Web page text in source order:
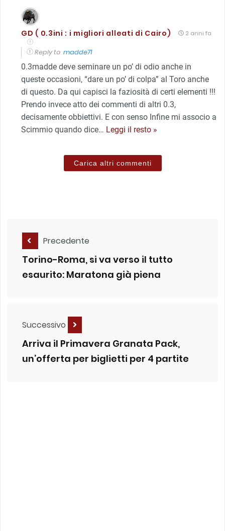
GD ( 0.3ini : i migliori alleati di Cairo) 2 anni fa
Reply to madde71
0.3madde deve seminare un po’ di odio anche in
queste occasioni, “dare un po’ di colpa” al Toro anche
di questo. Da qui capisci la faziosità di certi elementi !!!
Prendo invece atto dei commenti di altri 0.3,
decisamente obbiettivi. E con senso Infine mi associo a
Scimmio quando dice… Leggi il resto »
Carica altri commenti
Precedente
Torino-Roma, si va verso il tutto
esaurito: Maratona già piena
Successivo
Arriva il Primavera Granata Pack,
un’offerta per biglietti per 4 partite